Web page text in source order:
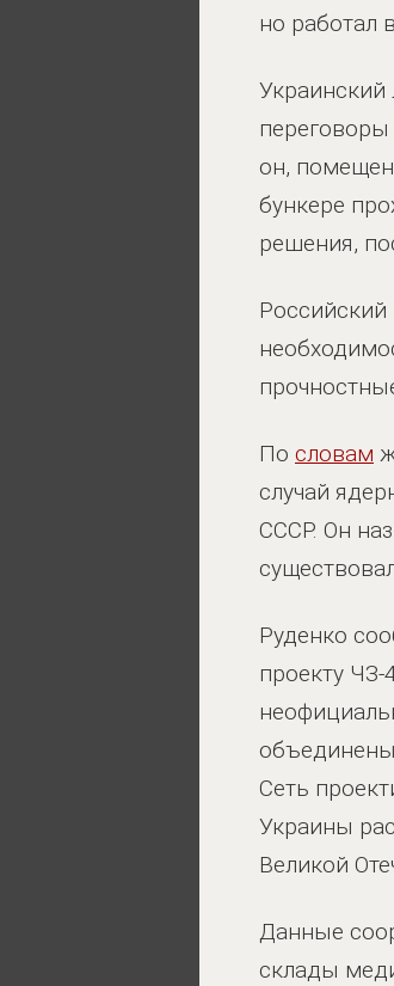
но работал
он,
бункере
решения,
По словам
случай
СССР. Он
Руденко
проекту
Сеть
Украины
Великой
Данные
склады